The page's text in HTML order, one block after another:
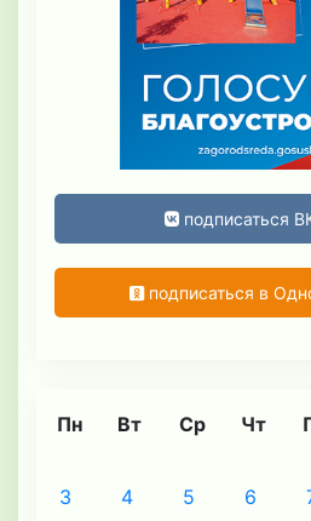
подписаться
подписаться в
Пн Вт Ср Чт
3
4 5 6